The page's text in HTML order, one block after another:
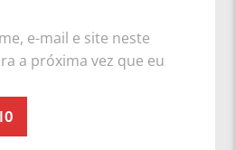
e-mail e site neste
a próxima vez que eu